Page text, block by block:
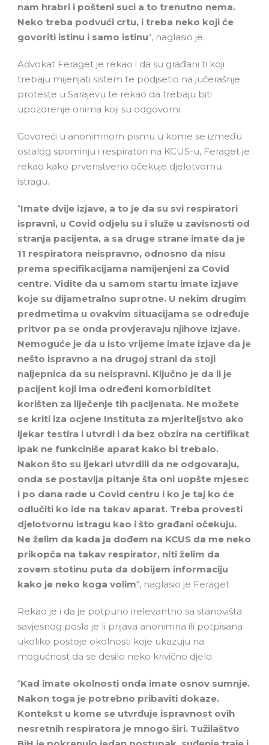
nam hrabri i pošteni suci a to trenutno nema.
Neko treba podvući crtu, i treba neko koji će
govoriti istinu i samo istinu“, naglasio je.
Advokat Feraget je rekao i da su građani ti koji
trebaju mijenjati sistem te podjsetio na jučerašnje
proteste u Sarajevu te rekao da trebaju biti
upozorenje onima koji su odgovorni.
Govoreći u anonimnom pismu u kome se između
ostalog spominju i respiratori na KCUS-u, Feraget je
rekao kako prvenstveno očekuje djelotvornu
istragu.
“Imate dvije izjave, a to je da su svi respiratori
ispravni, u Covid odjelu su i služe u zavisnosti od
stranja pacijenta, a sa druge strane imate da je
11 respiratora neispravno, odnosno da nisu
prema specifikacijama namijenjeni za Covid
centre. Vidite da u samom startu imate izjave
koje su dijametralno suprotne. U nekim drugim
predmetima u ovakvim situacijama se određuje
pritvor pa se onda provjeravaju njihove izjave.
Nemoguće je da u isto vrijeme imate izjave da je
nešto ispravno a na drugoj strani da stoji
naljepnica da su neispravni. Ključno je da li je
pacijent koji ima određeni komorbiditet
korišten za liječenje tih pacijenata. Ne možete
se kriti iza ocjene Instituta za mjeriteljstvo ako
ljekar testira i utvrdi i da bez obzira na certifikat
ipak ne funkciniše aparat kako bi trebalo.
Nakon što su ljekari utvrdili da ne odgovaraju,
onda se postavlja pitanje šta oni uopšte mjesec
i po dana rade u Covid centru i ko je taj ko će
odlučiti ko ide na takav aparat. Treba provesti
djelotvornu istragu kao i što građani očekuju.
Ne želim da kada ja dođem na KCUS da me neko
prikopča na takav respirator, niti želim da
zovem stotinu puta da dobijem informaciju
kako je neko koga volim“, naglasio je Feraget
Rekao je i da je potpuno irelevantno sa stanovišta
savjesnog posla je li prijava anonimna ili potpisana
ukoliko postoje okolnosti koje ukazuju na
mogućnost da se desilo neko krivično djelo.
“Kad imate okolnosti onda imate osnov sumnje.
Nakon toga je potrebno pribaviti dokaze.
Kontekst u kome se utvrđuje ispravnost ovih
nesretnih respiratora je mnogo širi. Tužilaštvo